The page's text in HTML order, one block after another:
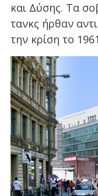
και Δύσης. Τα
τανκς ήρθαν
την κρίση το